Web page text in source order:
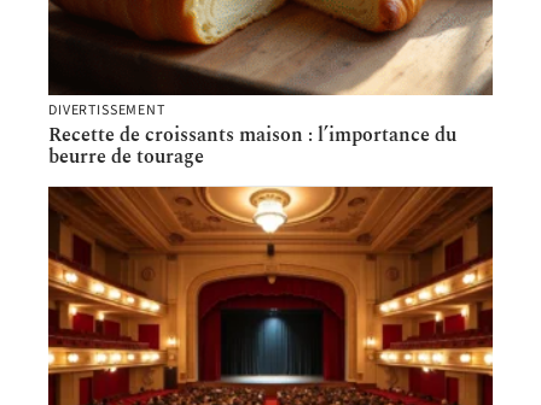
DIVERTISSEMENT
Recette de croissants maison : l’importance du
beurre de tourage